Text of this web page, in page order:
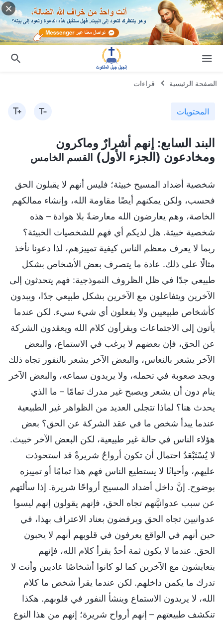
الصفحة الرئيسية قراءات
المحتويات
البند السابع: إنهم أشرارٌ وماكرون
ومخادعون (الجزء الأول) القسم الخامس
شخصية أضداد المسيح خبيثة؛ فليس أنهم لا يقبلون الحق
فحسب، ولكن يمكنهم أيضًا مقاومة الله، وإنشاء ممالكهم
الخاصة، وهم يعارضون الله معارضةً بلا هوادة – هذه
شخصية خبيثة. هل لديكم أي فهم للشخصيات الخبيثة؟
ربما لا يعرف معظم الناس كيفية تمييزهم، لذا دعونا نأخذ
مثالًا على ذلك. عادة ما يتصرف بعض الأشخاص بشكل
طبيعي جدًا في ظل الظروف النموذجية: فهم يتحدثون إلى
الآخرين ويتفاعلون مع الآخرين بشكل طبيعي جدًا، ويبدون
كأشخاص طبيعيين ولا يفعلون أي شيء سيء. لكن عندما
يأتون إلى الاجتماعات ويقرأون كلام الله ويعقدون الشركة
عن الحق، فإن بعضهم لا يرغب في الاستماع، والبعض
الآخر يشعر بالنعاس، والبعض الآخر يشعر بالنفور تجاه ذلك
ويجد صعوبة في تحمله، ولا يريدون سماعه، والبعض الآخر
ينام دون أن يشعر ويصبح غير مدرك تمامًا – ما الذي
يحدث هنا؟ لماذا تتجلى العديد من الظواهر غير الطبيعية
عندما يبدأ شخص ما في عقد الشركة عن الحق؟ بعض
هؤلاء الناس في حالة غير طبيعية، لكن البعض الآخر خبيث.
لا يُسْتَبْعَدُ احتمال أن تكون أرواحٌ شريرةٌ قد استحوذت
عليهم، وأحيانًا لا يستطيع الناس فهم هذا تمامًا أو تمييزه
بوضوح. إنَّ داخل أضداد المسيح أرواحًا شريرة. إذا سألتهم
عن سبب عدوانيَّتهم تجاه الحق، فإنهم يقولون إنهم ليسوا
عدوانيين تجاه الحق ويرفضون بعناد الاعتراف بهذا، في
حين أنهم في الواقع يعرفون في قلوبهم أنهم لا يحبون
الحق. عندما لا يكون ثمة أحدٌ يقرأ كلام الله، فإنهم
يتعايشون مع الآخرين كما لو كانوا أشخاصًا عاديين وأنت لا
تدرك ما يكمن داخلهم. لكن عندما يقرأ شخص ما كلام
الله، لا يريدون الاستماع وينشأ النفور في قلوبهم. هكذا
تنكشف طبيعتهم – إنهم أرواح شريرة؛ إنهم من هذا النوع